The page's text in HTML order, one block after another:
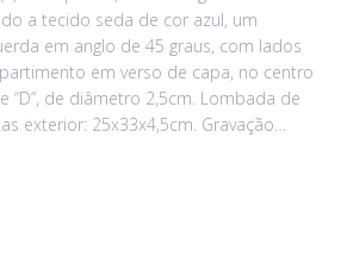
a tecido seda de cor azul, um
em anglo de 45 graus, com lados
em verso de capa, no centro
“D”, de diâmetro 2,5cm. Lombada de
exterior: 25x33x4,5cm. Gravação…